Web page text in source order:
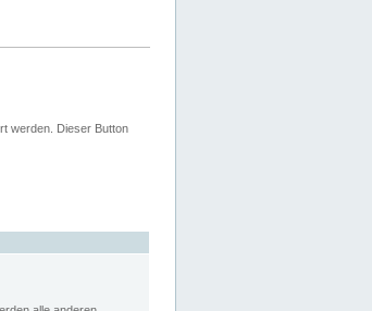
werden. Dieser Button